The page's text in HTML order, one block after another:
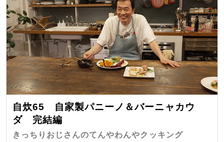
自炊65 自家製パニーノ＆バーニャカウ
ダ 完結編
きっちりおじさんのてんやわんやクッキング